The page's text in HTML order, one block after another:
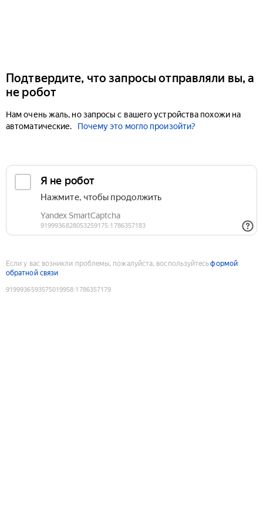
Подтвердите, что запросы отправляли вы, а
не робот
Нам очень жаль, но запросы с вашего устройства похожи на
автоматические.
Почему это могло произойти?
Если у вас возникли проблемы, пожалуйста, воспользуйтесьформой
обратной связи
9199936593575019958:1786357179